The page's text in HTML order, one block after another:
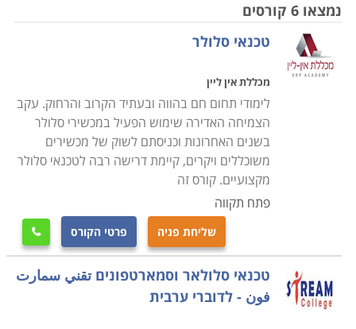
הלימודים כוללים ידע מעשי ותיאורטי בתחום של
אלקטרוניקה, חשמל, מערכות המכשירים, ידע טכני בתיקון
תקלות, כרטיסים אלקטרונים ועוד, הקורס מועבר באופן יסודי
ומעמיק מהבסיס, כך שאין כל צורך בידע מוקדם וכל מי
שעולם זה מרתק בעניו, יוכל למצוא עניין ומקצוע לעתיד
בסיום ההכשרה.
הקורס מתאים לחיילים משוחררים בתחילת דרכם
המקצועית, שכן בתוך קורס קצר של מספר חודשים, יקבלו
בסיומו תעודה מקצועית אשר ניתן יהיה באמצעותה
להשתלב באחד מהחברות הרבות בתחום, או במעבדות
פרטיות, כך שאפשרויות התעסוקה הינן רבות ומגוונות כמו
גם השכר משתלם.
נמצאו 6 קורסים
טכנאי סלולר
מכללת אין ליין
לימודי תחום חם בהווה ובעתיד הקרוב והרחוק. עקב
הצמיחה האדירה שימוש הפעיל במכשירי סלולר
בשנים האחרונות וכניסתם לשוק של מכשירים
משוכללים ויקרים, קיימת דרישה רבה לטכנאי סלולר
מקצועיים. קורס זה
פתח תקווה
שליחת פניה פרטי הקורס 
טכנאי סלולאר וסמארטפונים تقني سمارت
فون - לדוברי ערבית